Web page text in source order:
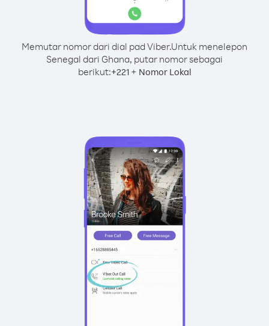
Memutar nomor dari dial pad Viber.Untuk menelepon
Senegal dari Ghana, putar nomor sebagai
berikut:+221+ Nomor Lokal